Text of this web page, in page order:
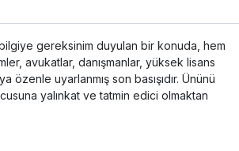
gereksinim duyulan bir konuda, hem
avukatlar, danışmanlar, yüksek lisans
uyarlanmış son basışıdır. Ününü
yalınkat ve tatmin edici olmaktan